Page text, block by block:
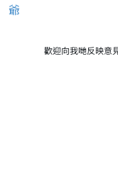
爺
歡迎向我哋反映意